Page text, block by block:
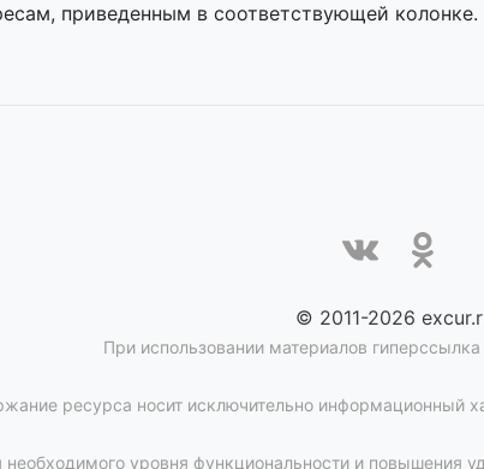
приведенным в соответствующей колонке.
© 2011-2026
При использовании материалов
ресурса носит исключительно информационный
уровня функциональности и повышения